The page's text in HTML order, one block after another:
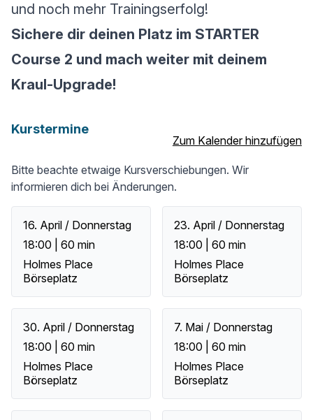
und noch mehr Trainingserfolg!
Sichere dir deinen Platz im STARTER
Course 2 und mach weiter mit deinem
Kraul-Upgrade!
Kurstermine
Zum Kalender hinzufügen
Bitte beachte etwaige Kursverschiebungen. Wir
informieren dich bei Änderungen.
16. April / Donnerstag
18:00 | 60 min
Holmes Place
Börseplatz
23. April / Donnerstag
18:00 | 60 min
Holmes Place
Börseplatz
30. April / Donnerstag
18:00 | 60 min
Holmes Place
Börseplatz
7. Mai / Donnerstag
18:00 | 60 min
Holmes Place
Börseplatz